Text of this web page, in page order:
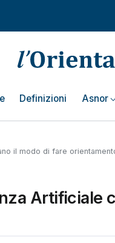
Definizioni Asnor
il modo di fare
Artificiale